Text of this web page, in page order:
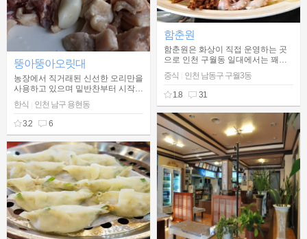
뚱아뚱아오릿대
농장에서 직거래된 신선한 오리만을
사용하고 있으며 밑반찬부터 시작해
서 모든 음식은 100퍼센트 국산을
고집하는 오리고기 맛집
한식
인천 남구 용현동
3.2
6
함춘원
함춘원은 화상이 직접 운영하는 곳
으로 인천 구월동 일대에서는 꽤나
유명한 중식당이며 시원하고 깔끔한
고추짬뽕이 인기가 있다.
중식
인천 남동구 구월3동
1.8
31